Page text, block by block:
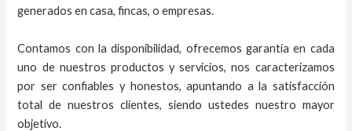
generados en casa, fincas, o empresas.
Contamos con la disponibilidad, ofrecemos garantía en cada
uno de nuestros productos y servicios, nos caracterizamos
por ser confiables y honestos, apuntando a la satisfacción
total de nuestros clientes, siendo ustedes nuestro mayor
objetivo.